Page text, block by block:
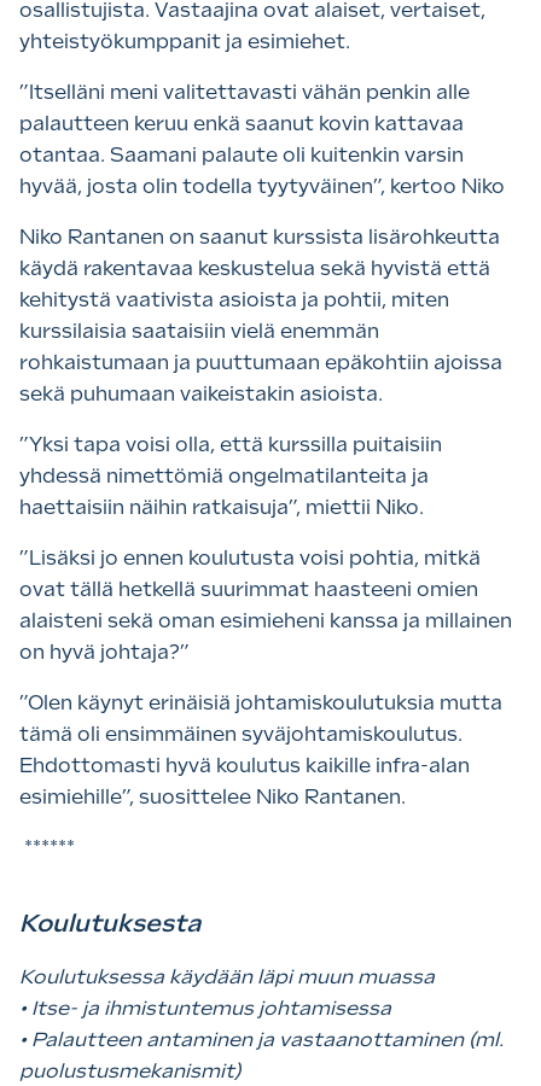
osallistujista. Vastaajina ovat alaiset, vertaiset,
yhteistyökumppanit ja esimiehet.
”Itselläni meni valitettavasti vähän penkin alle
palautteen keruu enkä saanut kovin kattavaa
otantaa. Saamani palaute oli kuitenkin varsin
hyvää, josta olin todella tyytyväinen”, kertoo Niko
Niko Rantanen on saanut kurssista lisärohkeutta
käydä rakentavaa keskustelua sekä hyvistä että
kehitystä vaativista asioista ja pohtii, miten
kurssilaisia saataisiin vielä enemmän
rohkaistumaan ja puuttumaan epäkohtiin ajoissa
sekä puhumaan vaikeistakin asioista.
”Yksi tapa voisi olla, että kurssilla puitaisiin
yhdessä nimettömiä ongelmatilanteita ja
haettaisiin näihin ratkaisuja”, miettii Niko.
”Lisäksi jo ennen koulutusta voisi pohtia, mitkä
ovat tällä hetkellä suurimmat haasteeni omien
alaisteni sekä oman esimieheni kanssa ja millainen
on hyvä johtaja?”
”Olen käynyt erinäisiä johtamiskoulutuksia mutta
tämä oli ensimmäinen syväjohtamiskoulutus.
Ehdottomasti hyvä koulutus kaikille infra-alan
esimiehille”, suosittelee Niko Rantanen.
******
Koulutuksesta
Koulutuksessa käydään läpi muun muassa
• Itse- ja ihmistuntemus johtamisessa
• Palautteen antaminen ja vastaanottaminen (ml.
puolustusmekanismit)